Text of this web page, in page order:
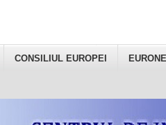
CONSILIUL EUROPEI